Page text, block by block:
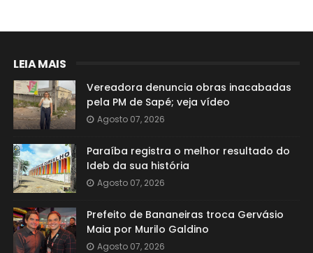
LEIA MAIS
Vereadora denuncia obras inacabadas
pela PM de Sapé; veja vídeo
Agosto 07, 2026
Paraíba registra o melhor resultado do
Ideb da sua história
Agosto 07, 2026
Prefeito de Bananeiras troca Gervásio
Maia por Murilo Galdino
Agosto 07, 2026